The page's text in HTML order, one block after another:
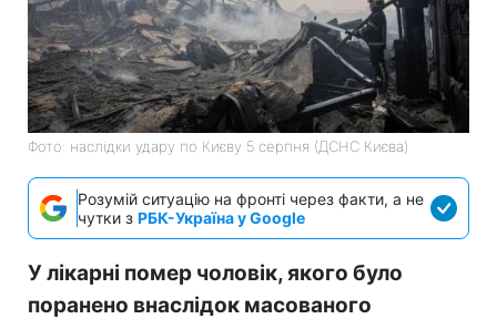
Фото: наслідки удару по Києву 5 серпня (ДСНС Києва)
Розумій ситуацію на фронті через факти, а не
чутки з РБК-Україна у Google
У лікарні помер чоловік, якого було
поранено внаслідок масованого